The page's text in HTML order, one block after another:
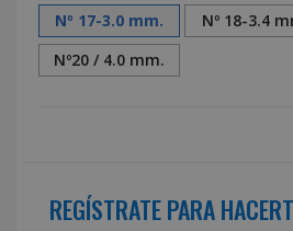
Nº 17-3.0 mm.
Nº 18-3.4
Nº20 / 4.0 mm.
REGÍSTRATE PARA